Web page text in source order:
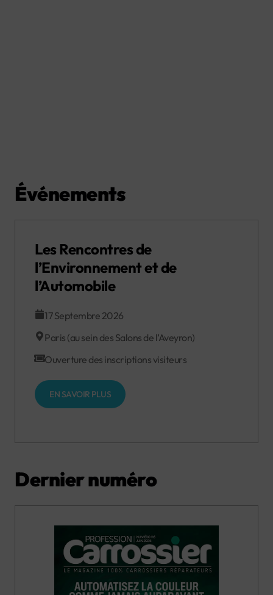
Événements
Les Rencontres de
l’Environnement et de
l’Automobile
17 Septembre 2026
Paris (au sein des Salons de l’Aveyron)
Ouverture des inscriptions visiteurs
EN SAVOIR PLUS
Dernier numéro